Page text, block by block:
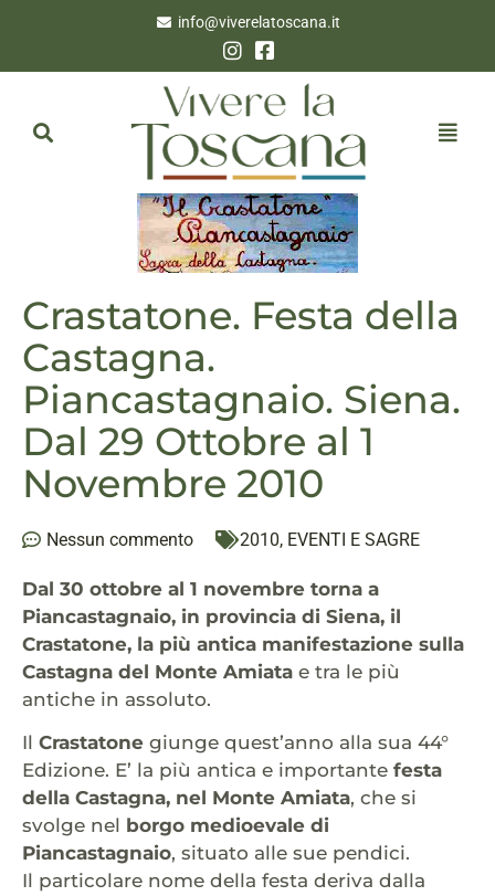
info@viverelatoscana.it
Crastatone. Festa della
Castagna.
Piancastagnaio. Siena.
Dal 29 Ottobre al 1
Novembre 2010
Nessun commento 2010, EVENTI E SAGRE
Dal 30 ottobre al 1 novembre torna a
Piancastagnaio, in provincia di Siena, il
Crastatone, la più antica manifestazione sulla
Castagna del Monte Amiata e tra le più
antiche in assoluto.
Il Crastatone giunge quest’anno alla sua 44°
Edizione. E’ la più antica e importante festa
della Castagna, nel Monte Amiata, che si
svolge nel borgo medioevale di
Piancastagnaio, situato alle sue pendici.
Il particolare nome della festa deriva dalla